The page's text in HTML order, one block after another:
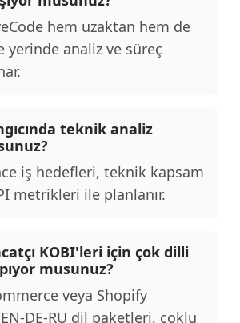
hem uzaktan hem de
yerinde analiz ve süreç
teknik analiz
iş hedefleri, teknik kapsam
metrikleri ile planlanır.
KOBI'leri için çok dilli
musunuz?
veya Shopify
DE-RU dil paketleri, çoklu